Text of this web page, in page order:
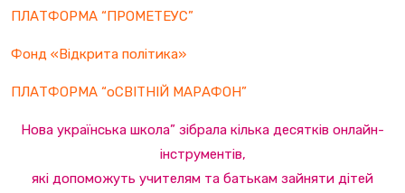
ПЛАТФОРМА “ПРОМЕТЕУС”
Фонд «Відкрита політика»
ПЛАТФОРМА “оСВІТНІЙ МАРАФОН”
Нова українська школа” зібрала кілька десятків онлайн-
інструментів,
які допоможуть учителям та батькам зайняти дітей